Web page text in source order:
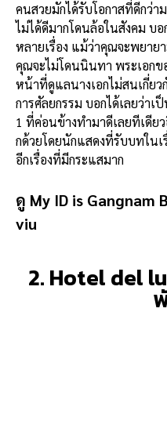
คนสวยมักได้รับโอกาสที่ดีกว่
ไม่ได้ดีมากโดนล้อในสังคม บ
หลายเรื่อง แม้ว่าคุณจะพยาย
คุณจะไม่โดนนินทา พระเอกข
หน้าที่ดูแลนางเอกไม่สนเกี่ยว
การศัลยกรรม บอกได้เลยว่าเ
1 ที่ค่อนข้างทำมาดีเลยทีเดีย
กด้วยโดยนักแสดงที่รับบทใน
อีกเรื่องที่มีกระแสมาก
ดู My ID is Gangnam
viu
2. Hotel del